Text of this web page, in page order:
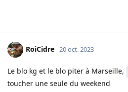
RoiCidre 20 oct. 2023
Le blo kg et le blo piter à Marseille,
toucher une seule du weekend